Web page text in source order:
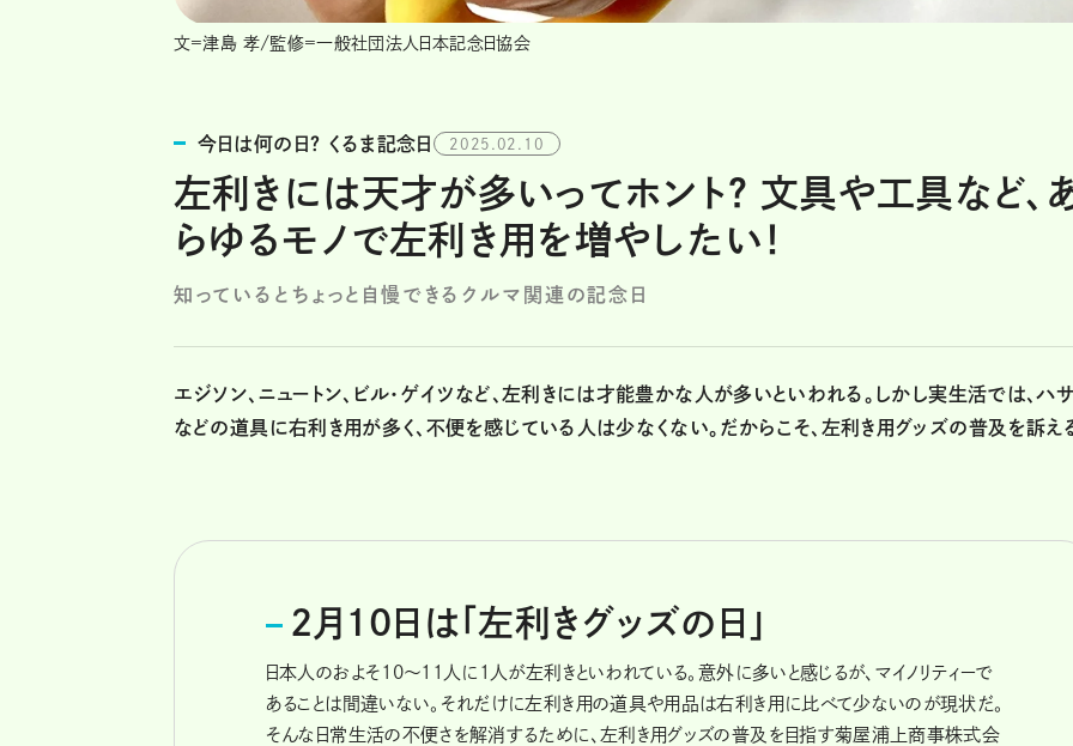
文=津島 孝/監修=一般社団法人日本記念日協会
今日は何の日？ くるま記念日 2025.02.10
左利きには天才が多いってホント？ 文具や工具など、
らゆるモノで左利き用を増やしたい！
知っているとちょっと自慢できるクルマ関連の記念日
エジソン、ニュートン、ビル・ゲイツなど、左利きには才能豊かな人が多いといわれる。しかし実生活では、ハ
などの道具に右利き用が多く、不便を感じている人は少なくない。だからこそ、左利き用グッズの普及を訴え
2月10日は「左利きグッズの日」
日本人のおよそ10～11人に1人が左利きといわれている。意外に多いと感じるが、マイノリティーで
あることは間違いない。それだけに左利き用の道具や用品は右利き用に比べて少ないのが現状だ。
そんな日常生活の不便さを解消するために、左利き用グッズの普及を目指す菊屋浦上商事株式会